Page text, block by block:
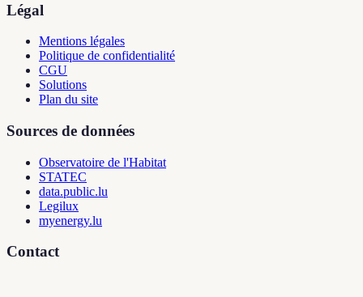
Légal
Mentions légales
Politique de confidentialité
CGU
Solutions
Plan du site
Sources de données
Observatoire de l'Habitat
STATEC
data.public.lu
Legilux
myenergy.lu
Contact